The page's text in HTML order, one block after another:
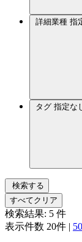
詳細業種 指
タグ 指定な
検索する
すべてクリア
検索結果: 5 件
表示件数 20件 |